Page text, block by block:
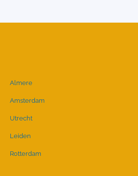
Almere
Amsterdam
Utrecht
Leiden
Rotterdam